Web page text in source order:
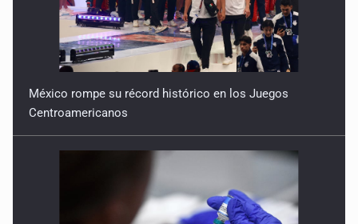
México rompe su récord histórico en los Juegos
Centroamericanos